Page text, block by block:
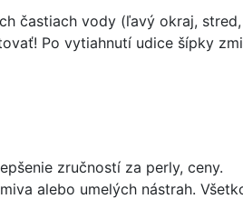
častiach vody (ľavý okraj, stred,
Po vytiahnutí udice šípky
zručností za perly, ceny.
alebo umelých nástrah.